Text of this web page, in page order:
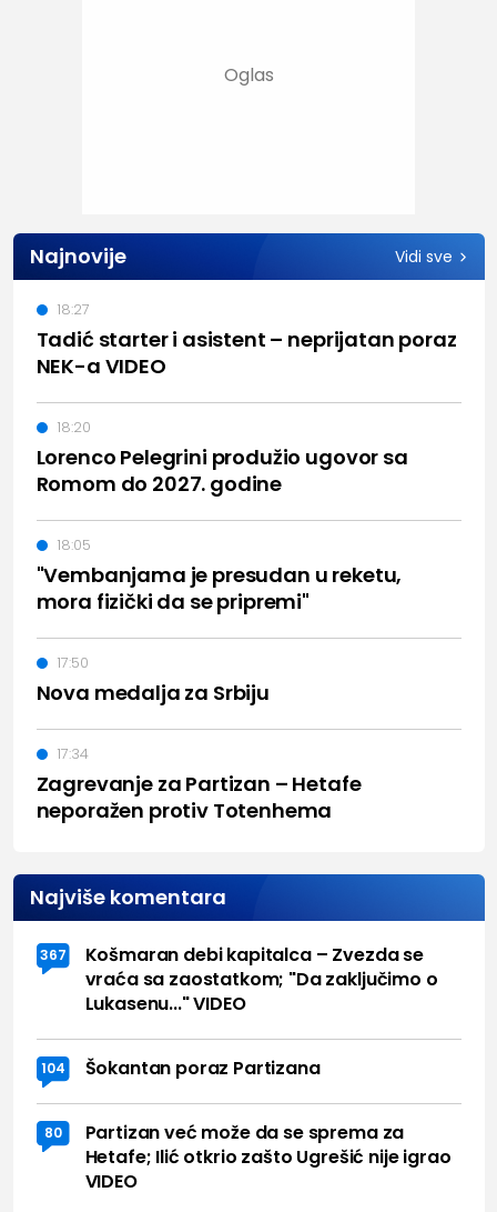
Najnovije Vidi sve
Tadić starter i asistent – neprijatan poraz
NEK-a VIDEO
18:27
Lorenco Pelegrini produžio ugovor sa
Romom do 2027. godine
18:20
"Vembanjama je presudan u reketu,
mora fizički da se pripremi"
18:05
Nova medalja za Srbiju
17:50
Zagrevanje za Partizan – Hetafe
neporažen protiv Totenhema
17:34
Najviše komentara
367
Košmaran debi kapitalca – Zvezda se
vraća sa zaostatkom; "Da zaključimo o
Lukasenu..." VIDEO
104 Šokantan poraz Partizana
80
Partizan već može da se sprema za
Hetafe; Ilić otkrio zašto Ugrešić nije igrao
VIDEO